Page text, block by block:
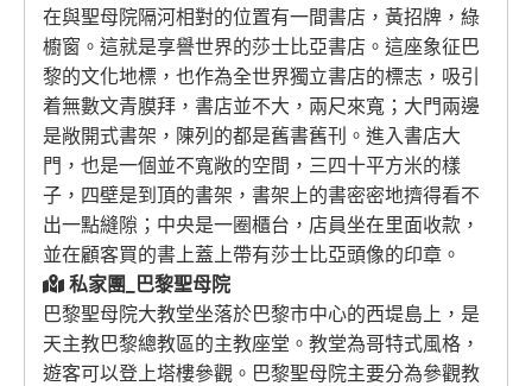
在與聖母院隔河相對的位置有一間書店，黃招牌，綠
櫥窗。這就是享譽世界的莎士比亞書店。這座象征巴
黎的文化地標，也作為全世界獨立書店的標志，吸引
着無數文青膜拜，書店並不大，兩尺來寬；大門兩邊
是敞開式書架，陳列的都是舊書舊刊。進入書店大
門，也是一個並不寬敞的空間，三四十平方米的樣
子，四壁是到頂的書架，書架上的書密密地擠得看不
出一點縫隙；中央是一圈櫃台，店員坐在里面收款，
並在顧客買的書上蓋上帶有莎士比亞頭像的印章。
私家團_巴黎聖母院
巴黎聖母院大教堂坐落於巴黎市中心的西堤島上，是
天主教巴黎總教區的主教座堂。教堂為哥特式風格，
遊客可以登上塔樓參觀。巴黎聖母院主要分為參觀教